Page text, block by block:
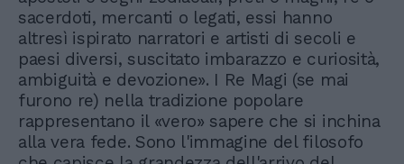
sacerdoti, mercanti o legati, essi hanno
altresì ispirato narratori e artisti di secoli e
paesi diversi, suscitato imbarazzo e curiosità,
ambiguità e devozione». I Re Magi (se mai
furono re) nella tradizione popolare
rappresentano il «vero» sapere che si inchina
alla vera fede. Sono l'immagine del filosofo